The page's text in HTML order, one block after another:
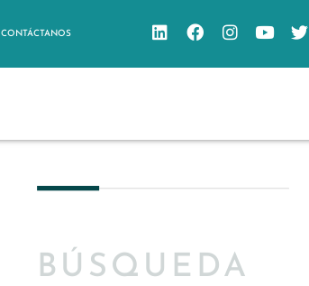
CONTÁCTANOS
BÚSQUEDA